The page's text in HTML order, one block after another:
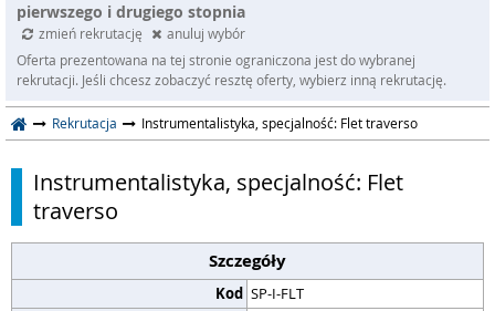
pierwszego i drugiego stopnia
zmień rekrutację
anuluj wybór
Oferta prezentowana na tej stronie ograniczona jest do wybranej
rekrutacji. Jeśli chcesz zobaczyć resztę oferty, wybierz inną rekrutację.
Rekrutacja Instrumentalistyka, specjalność: Flet traverso
Instrumentalistyka, specjalność: Flet
traverso
Szczegóły
Kod SP-I-FLT